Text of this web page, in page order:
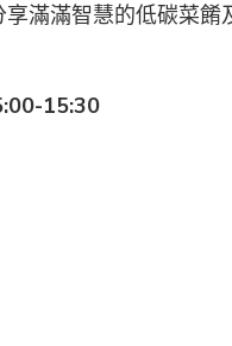
滿滿智慧的低碳菜
15:30